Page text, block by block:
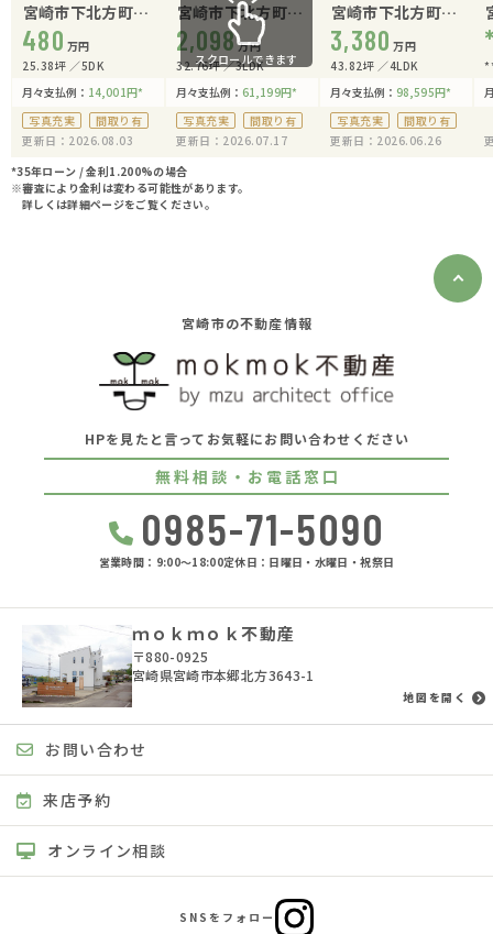
宮崎市下北方町霧
島
480 万円
25.38坪
5DK
月々支払例： 14,001円*
写真充実
間取り有
更新日：2026.08.03
宮崎市下北方町二
反五瀬
2,098万円
32.76坪
3LDK
月々支払例： 61,199円*
写真充実
間取り有
更新日：2026.07.17
宮崎市下北方町下
郷
3,380 万円
43.82坪
4LDK
月々支払例： 98,595円*
写真充実
間取り有
更新日：2026.06.26
スクロールできます
*35年ローン / 金利1.200%の場合
※審査により金利は変わる可能性があります。
詳しくは詳細ページをご覧ください。
宮崎市の不動産情報
HPを見たと言ってお気軽にお問い合わせください
無料相談・お電話窓口
0985-71-5090
営業時間：9:00〜18:00定休日：日曜日・水曜日・祝祭日
ｍｏｋｍｏｋ不動産
〒880-0925
宮崎県宮崎市本郷北方3643-1
地図を開く
お問い合わせ
来店予約
オンライン相談
SNSをフォロー